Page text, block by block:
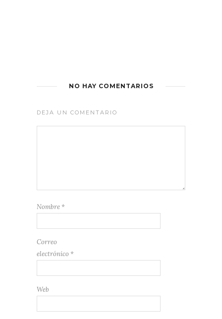
NO HAY COMENTARIOS
DEJA UN COMENTARIO
Nombre *
Correo
electrónico *
Web